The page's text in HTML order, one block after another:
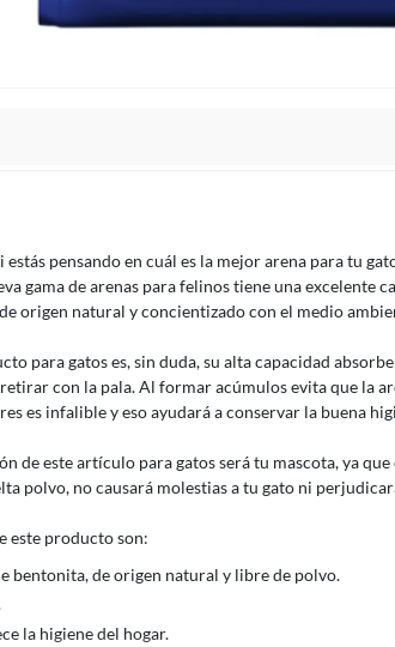
todas sus etiquetas, sellos intactos y sin
no puedan ser devueltos, puedan deteriorarse o
desde que recibes el producto. Debe estar en
lo entregamos.
como imperfectos, usados,
suplementos alimenticios, vitaminas, entre otros
estás pensando en cuál es la mejor arena para tu
gama de arenas para felinos tiene una excelente
origen natural y concientizado con el medio
para gatos es, sin duda, su alta capacidad
con la pala. Al formar acúmulos evita que la
es infalible y eso ayudará a conservar la buena
de este artículo para gatos será tu mascota, ya que
polvo, no causará molestias a tu gato ni
este producto son:
bentonita, de origen natural y libre de polvo.
la higiene del hogar.